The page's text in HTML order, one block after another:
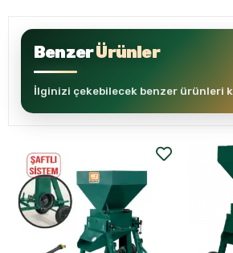
BenzerÜrünler
İlginizi çekebilecek benzer ürünleri